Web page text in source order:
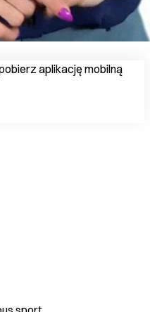
aplikację mobilną